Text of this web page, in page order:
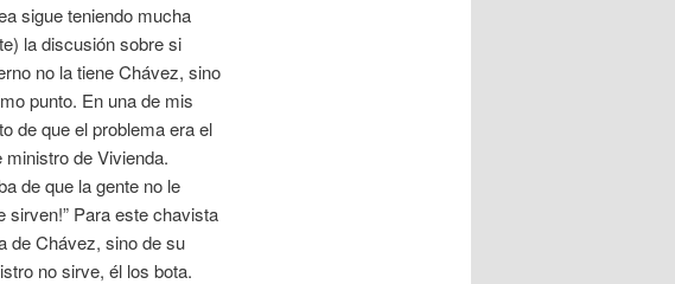
sigue teniendo mucha
la discusión sobre si
no la tiene Chávez, sino
punto. En una de mis
de que el problema era el
de Vivienda.
de que la gente no le
sirven!” Para este chavista
de Chávez, sino de su
no sirve, él los bota.